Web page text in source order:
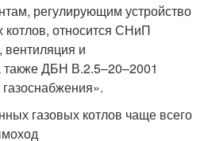
регулирующим устройство
относится СНиП
и
также ДБН В.2.5–20–2001
газовых котлов чаще всего